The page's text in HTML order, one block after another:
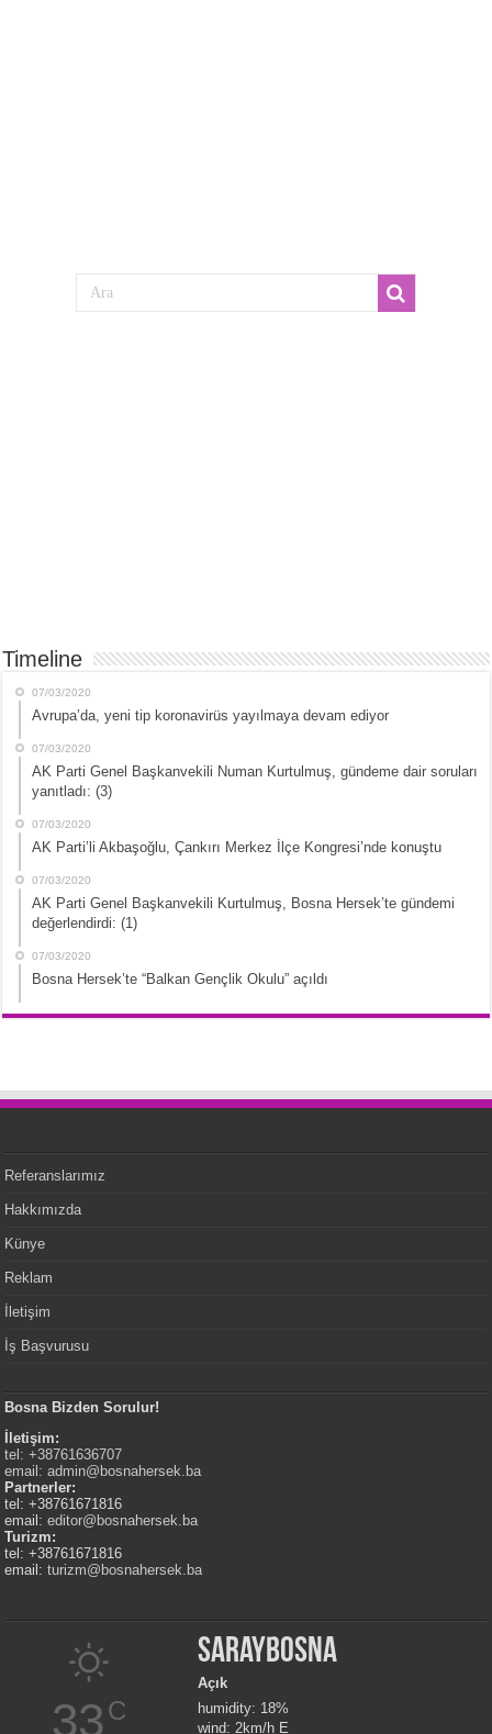
Timeline
07/03/2020
Avrupa’da, yeni tip koronavirüs yayılmaya devam ediyor
07/03/2020
AK Parti Genel Başkanvekili Numan Kurtulmuş, gündeme dair soruları
yanıtladı: (3)
07/03/2020
AK Parti’li Akbaşoğlu, Çankırı Merkez İlçe Kongresi’nde konuştu
07/03/2020
AK Parti Genel Başkanvekili Kurtulmuş, Bosna Hersek’te gündemi
değerlendirdi: (1)
07/03/2020
Bosna Hersek’te “Balkan Gençlik Okulu” açıldı
Referanslarımız
Hakkımızda
Künye
Reklam
İletişim
İş Başvurusu
Bosna Bizden Sorulur!
İletişim:
tel: +38761636707
email:admin@bosnahersek.ba
Partnerler:
tel: +38761671816
email:editor@bosnahersek.ba
Turizm:
tel: +38761671816
email:turizm@bosnahersek.ba
33C
Saraybosna
Açık
humidity: 18%
wind: 2km/h E